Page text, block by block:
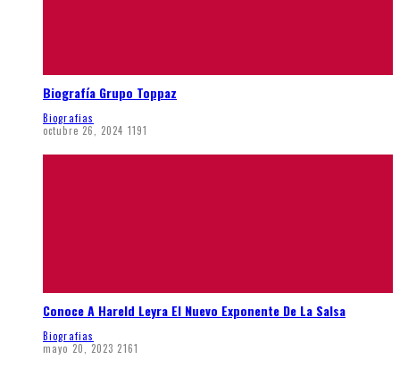
Biografía Grupo Toppaz
Biografias
octubre 26, 2024 1191
Conoce A Hareld Leyra El Nuevo Exponente De La Salsa
Biografias
mayo 20, 2023 2161